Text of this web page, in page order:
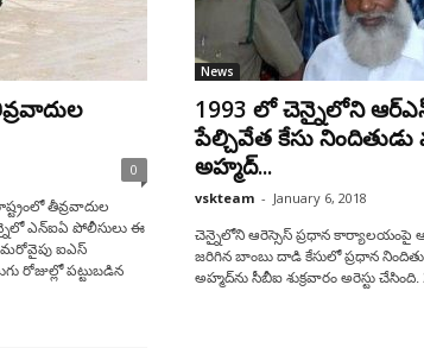
0
తీవ్రవాదుల
ఎన్‌ఐఏ పోలీసులు ఈ
ఐఎస్‌
రోజుల్లో పట్టుబడిన
News
1993 లో చెన్నైలోని
పేల్చివేత కేసు నిందితుడు
అహ్మద్‌...
vskteam - January 6, 2018
చెన్నైలోని ఆరెస్సెస్‌ ప్రధాన కార్యాలయంపై
జరిగిన బాంబు దాడి కేసులో ప్రధాన
అహ్మద్‌ను సీబీఐ శుక్రవారం అరెస్టు చేసింది.